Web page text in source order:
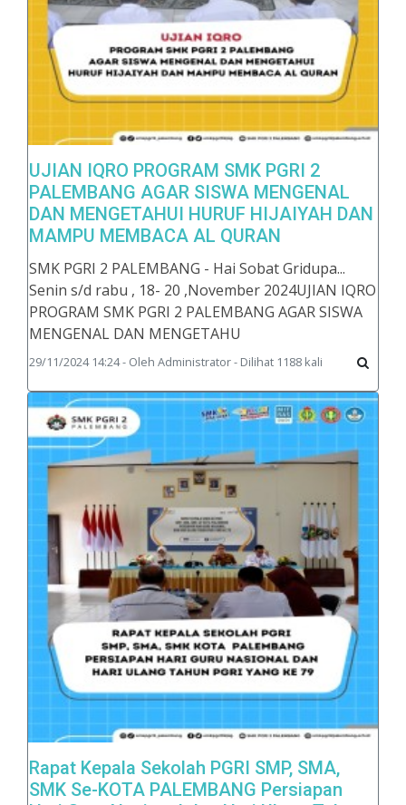
UJIAN IQRO PROGRAM SMK PGRI 2
PALEMBANG AGAR SISWA MENGENAL
DAN MENGETAHUI HURUF HIJAIYAH DAN
MAMPU MEMBACA AL QURAN
SMK PGRI 2 PALEMBANG - Hai Sobat Gridupa...
Senin s/d rabu , 18- 20 ,November 2024UJIAN IQRO
PROGRAM SMK PGRI 2 PALEMBANG AGAR SISWA
MENGENAL DAN MENGETAHU
29/11/2024 14:24 - Oleh Administrator - Dilihat 1188 kali
Rapat Kepala Sekolah PGRI SMP, SMA,
SMK Se-KOTA PALEMBANG Persiapan